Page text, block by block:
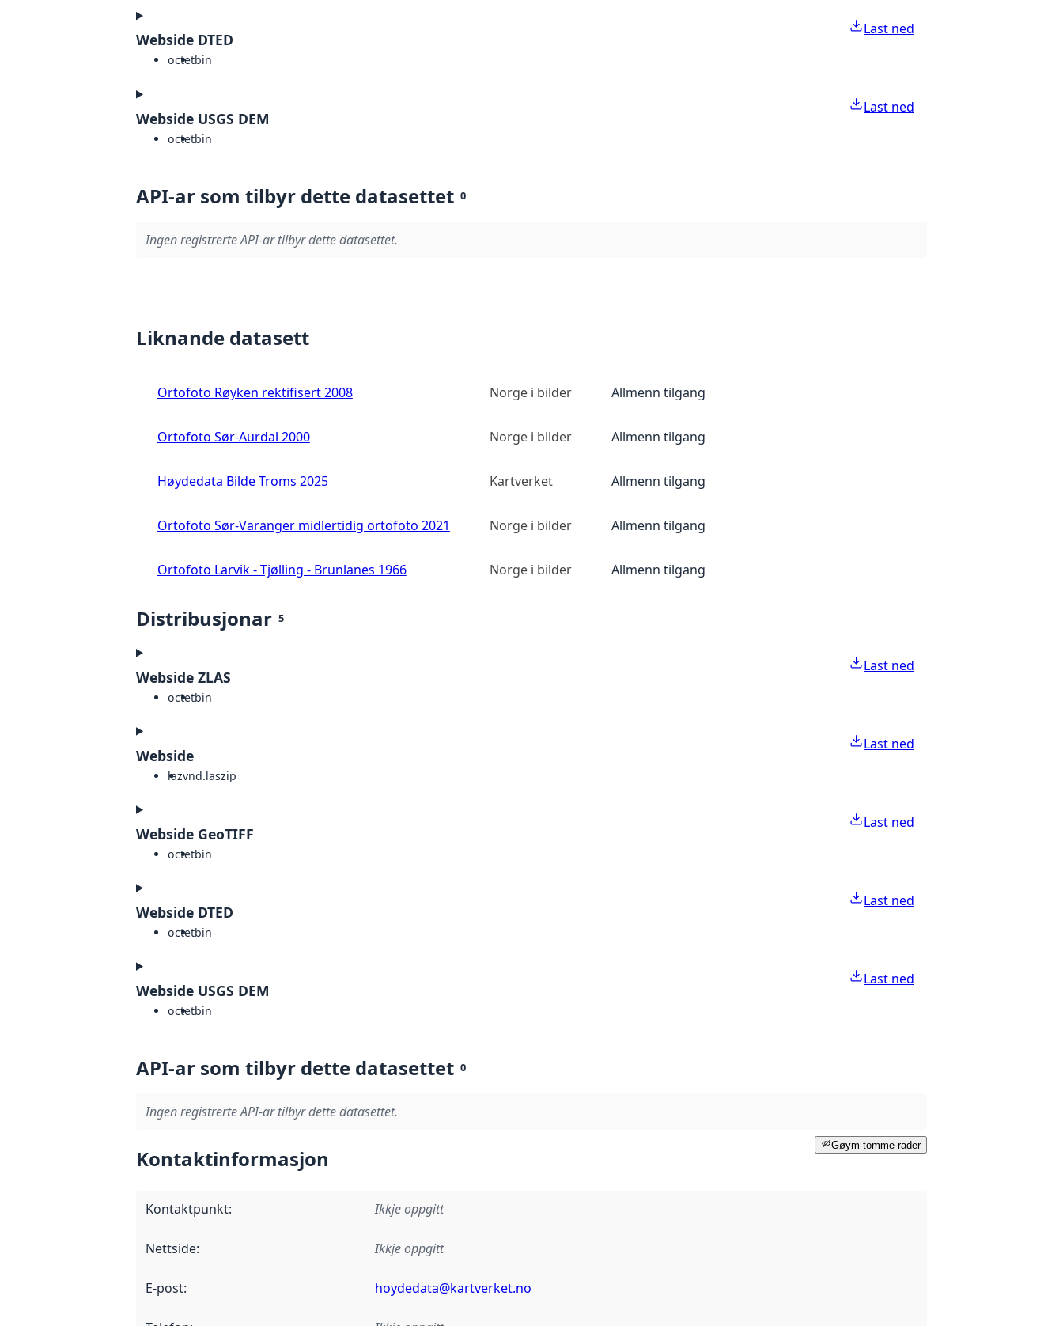
Webside DTED
octetbin
Last ned
Webside USGS DEM
octetbin
Last ned
API-ar som tilbyr dette datasettet 0
Ingen registrerte API-ar tilbyr dette datasettet.
Liknande datasett
Ortofoto Røyken rektifisert 2008 Norge i bilder Allmenn tilgang
Ortofoto Sør-Aurdal 2000 Norge i bilder Allmenn tilgang
Høydedata Bilde Troms 2025 Kartverket Allmenn tilgang
Ortofoto Sør-Varanger midlertidig ortofoto 2021 Norge i bilder Allmenn tilgang
Ortofoto Larvik - Tjølling - Brunlanes 1966 Norge i bilder Allmenn tilgang
Distribusjonar 5
Webside ZLAS
octetbin
Last ned
Webside
lazvnd.laszip
Last ned
Webside GeoTIFF
octetbin
Last ned
Webside DTED
octetbin
Last ned
Webside USGS DEM
octetbin
Last ned
API-ar som tilbyr dette datasettet 0
Ingen registrerte API-ar tilbyr dette datasettet.
Gøym tomme rader
Kontaktinformasjon
Kontaktpunkt: Ikkje oppgitt
Nettside: Ikkje oppgitt
E-post: hoydedata@kartverket.no